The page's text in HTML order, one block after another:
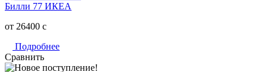
Билли 77 ИКЕА
от 26400 c
Подробнее
Сравнить